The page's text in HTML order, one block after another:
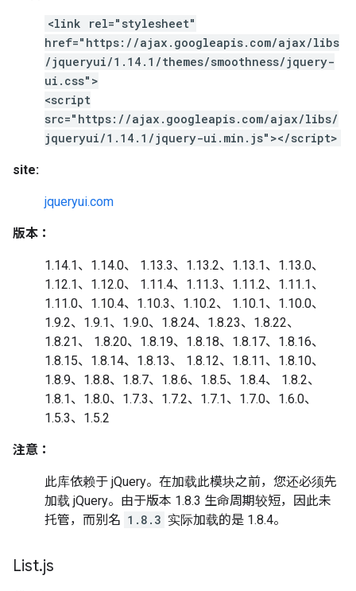
<link rel="stylesheet"
href="https://ajax.googleapis.com/ajax/libs
/jqueryui/1.14.1/themes/smoothness/jquery-
ui.css">
<script
src="https://ajax.googleapis.com/ajax/libs/
jqueryui/1.14.1/jquery-ui.min.js"></script>
site:
jqueryui.com
版本：
1.14.1、1.14.0、 1.13.3、1.13.2、1.13.1、1.13.0、
1.12.1、1.12.0、 1.11.4、1.11.3、1.11.2、1.11.1、
1.11.0、1.10.4、1.10.3、1.10.2、 1.10.1、1.10.0、
1.9.2、1.9.1、1.9.0、1.8.24、1.8.23、1.8.22、
1.8.21、 1.8.20、1.8.19、1.8.18、1.8.17、1.8.16、
1.8.15、1.8.14、1.8.13、 1.8.12、1.8.11、1.8.10、
1.8.9、1.8.8、1.8.7、1.8.6、1.8.5、1.8.4、 1.8.2、
1.8.1、1.8.0、1.7.3、1.7.2、1.7.1、1.7.0、1.6.0、
1.5.3、1.5.2
注意：
此库依赖于 jQuery。在加载此模块之前，您还必须先
加载 jQuery。由于版本 1.8.3 生命周期较短，因此未
托管，而别名 1.8.3 实际加载的是 1.8.4。
List.js